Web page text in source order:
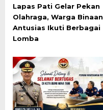
Lapas Pati Gelar Pekan
Olahraga, Warga Binaan
Antusias Ikuti Berbagai
Lomba